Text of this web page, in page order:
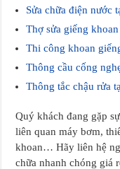
Sửa chữa điện nước
Thợ sửa giếng
Thi công khoan
Thông cầu cống
Thông tắc chậu rửa
Quý khách đang gặp
liên quan máy bơm,
khoan… Hãy liên hệ
chữa nhanh chóng giá